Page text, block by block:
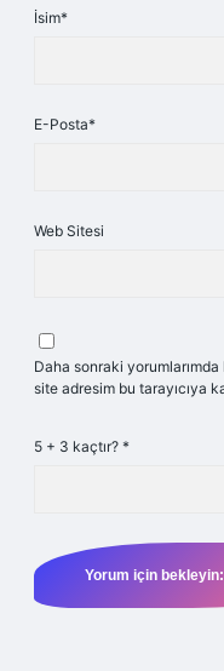
İsim*
E-Posta*
Web Sitesi
Daha sonraki
site adresim bu tarayıcıya
5 + 3 kaçtır? *